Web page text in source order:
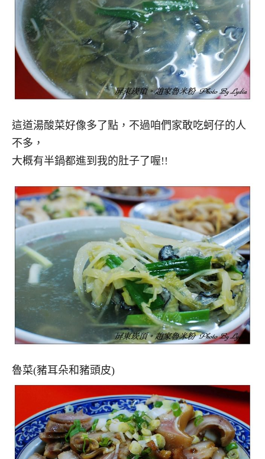
這道湯酸菜好像多了點，不過咱們家敢吃蚵仔的人
不多，
大概有半鍋都進到我的肚子了喔!!
魯菜(豬耳朵和豬頭皮)